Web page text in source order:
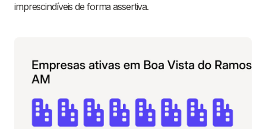
imprescindíveis de forma assertiva.